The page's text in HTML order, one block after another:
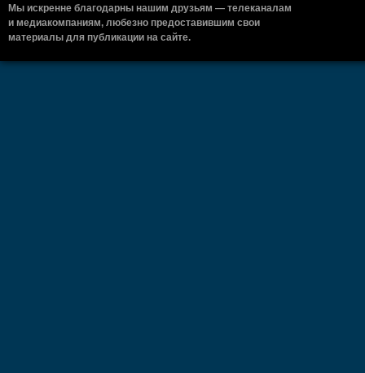
Мы искренне благодарны нашим друзьям — телеканалам
и медиакомпаниям, любезно предоставившим свои
материалы для публикации на сайте.